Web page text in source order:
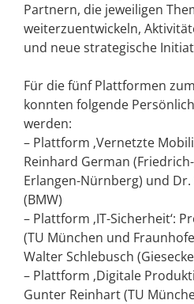
Partnern, die jeweiligen
weiterzuentwickeln,
und neue strategische
Für die fünf Plattformen
konnten folgende
werden:
– Plattform ‚Vernetzte
Reinhard German
Erlangen-Nürnberg) und
(BMW)
– Plattform ‚IT-Sicherheit‘:
(TU München und
Walter Schlebusch
– Plattform ‚Digitale
Gunter Reinhart (TU